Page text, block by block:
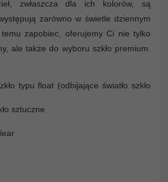
zwłaszcza dla ich kolorów, są
zarówno w świetle dziennym
zapobiec, oferujemy Ci nie tylko
ale także do wyboru szkło premium.
typu float (odbijające światło szkło
sztuczne